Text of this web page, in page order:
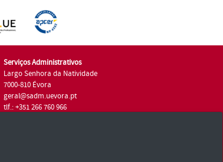
Serviços Administrativos
Largo Senhora da Natividade
7000-810 Évora
geral@sadm.uevora.pt
tlf.: +351 266 760 966